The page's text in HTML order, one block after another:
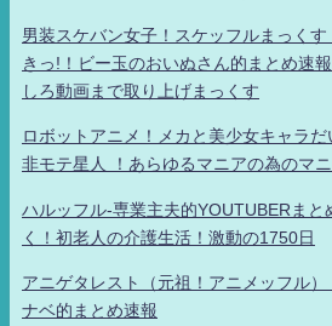
男装スケバン女子！スケッフルまっく
きっ!！ビー玉のおいぬさん的まとめ速
しろ動画まで取り上げまっくす
ロボットアニメ！メカと美少女キャラだ
非モテ星人 ！あらゆるマニアの為のマ
ハルッフル-専業主夫的YOUTUBERまと
く！初老人の介護生活！激動の1750日
アニゲタレスト（元祖！アニメッフル
ナベ的まとめ速報